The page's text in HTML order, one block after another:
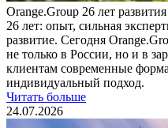
Orange.Group 26 лет
26 лет: опыт, сильная
развитие. Сегодня
не только в России, но и в
клиентам современные
индивидуальный подход.
Читать больше
24.07.2026